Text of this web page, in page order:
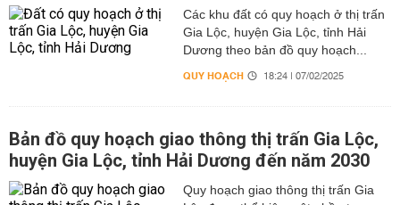
Các khu đất có quy hoạch ở thị trấn
Gia Lộc, huyện Gia Lộc, tỉnh Hải
Dương theo bản đồ quy hoạch...
QUY HOẠCH 18:24 | 07/02/2025
Bản đồ quy hoạch giao thông thị trấn Gia Lộc,
huyện Gia Lộc, tỉnh Hải Dương đến năm 2030
Quy hoạch giao thông thị trấn Gia